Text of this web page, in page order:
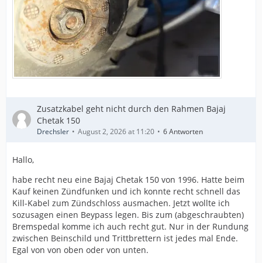
Zusatzkabel geht nicht durch den Rahmen Bajaj
Chetak 150
Drechsler August 2, 2026 at 11:20 6 Antworten
Hallo,
habe recht neu eine Bajaj Chetak 150 von 1996. Hatte beim
Kauf keinen Zündfunken und ich konnte recht schnell das
Kill-Kabel zum Zündschloss ausmachen. Jetzt wollte ich
sozusagen einen Beypass legen. Bis zum (abgeschraubten)
Bremspedal komme ich auch recht gut. Nur in der Rundung
zwischen Beinschild und Trittbrettern ist jedes mal Ende.
Egal von von oben oder von unten.